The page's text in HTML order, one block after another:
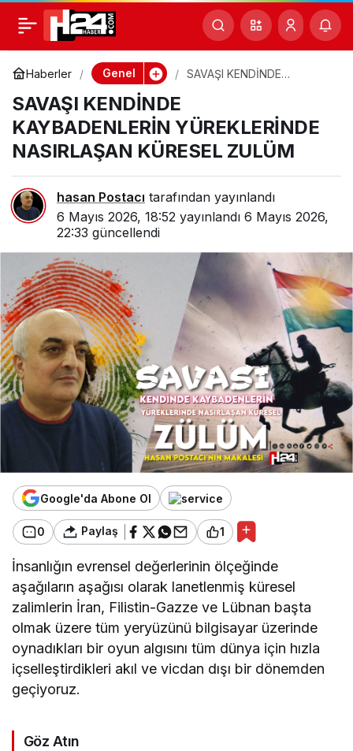
Haberler Genel
SAVAŞI KENDİNDE
NASIRLAŞAN KÜRESEL
ZULÜM
SAVAŞI KENDİNDE
KAYBADENLERİN YÜREKLERİNDE
NASIRLAŞAN KÜRESEL ZULÜM
hasan Postacı tarafından yayınlandı
6 Mayıs 2026, 18:52 yayınlandı 6 Mayıs 2026,
22:33 güncellendi
Google'da Abone Ol
0 Paylaş 1
İnsanlığın evrensel değerlerinin ölçeğinde
aşağıların aşağısı olarak lanetlenmiş küresel
zalimlerin İran, Filistin-Gazze ve Lübnan başta
olmak üzere tüm yeryüzünü bilgisayar üzerinde
oynadıkları bir oyun algısını tüm dünya için hızla
içselleştirdikleri akıl ve vicdan dışı bir dönemden
geçiyoruz.
Göz Atın
SAVAŞI KENDİNDE
KAYBADENLERİN
YÜREKLERİNDE
NASIRLAŞAN KÜRESEL
ZULÜM